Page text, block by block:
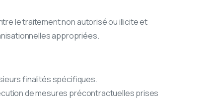
le traitement non autorisé ou illicite et
appropriées.
finalités spécifiques.
de mesures précontractuelles prises